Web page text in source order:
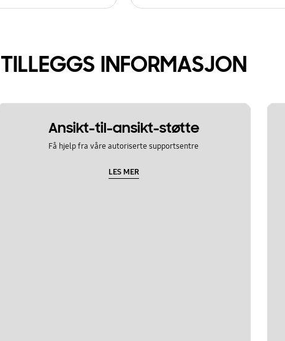
TILLEGGS INFORMASJON
Ansikt-til-ansikt-støtte
Få hjelp fra våre autoriserte supportsentre
LES MER